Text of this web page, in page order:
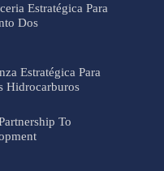
Estratégica Para
Dos
Estratégica Para
Hidrocarburos
To